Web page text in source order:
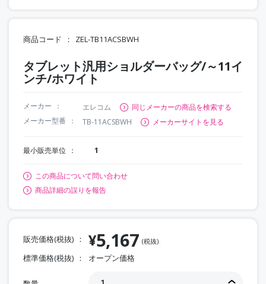
商品コード ZEL-TB11ACSBWH
タブレット汎用ショルダーバッグ/～11イ
ンチ/ホワイト
メーカー エレコム
同じメーカーの商品を検索する
メーカー型番
TB-11ACSBWH メーカーサイトを見る
最小販売単位 1
この商品について問い合わせ
商品詳細の誤りを報告
販売価格(税抜) ¥5,167 (税抜)
標準価格(税抜) オープン価格